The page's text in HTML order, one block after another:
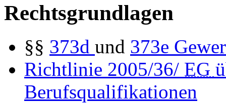
Rechtsgrundlagen
§§ 373d und 373e
Richtlinie 2005/36/ EG
Berufsqualifikationen